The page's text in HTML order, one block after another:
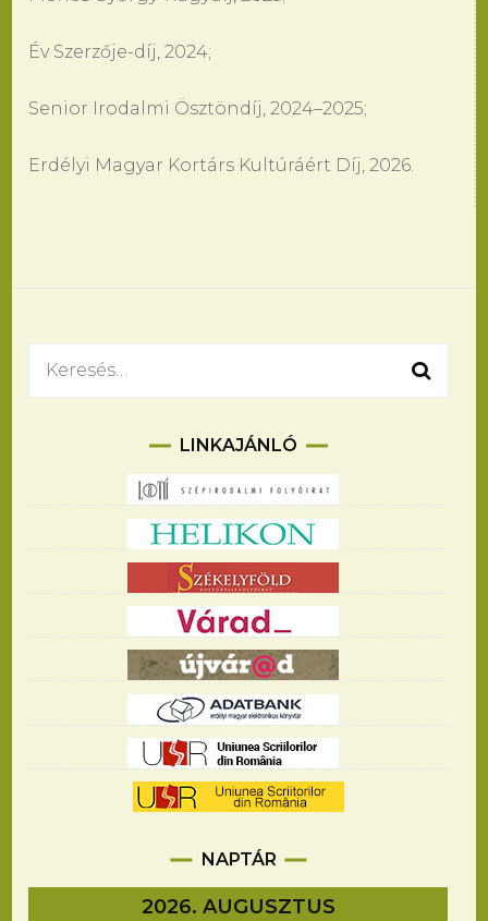
Év Szerzője-díj, 2024;
Senior Irodalmi Ösztöndíj, 2024–2025;
Erdélyi Magyar Kortárs Kultúráért Díj, 2026.
Keresés:
LINKAJÁNLÓ
NAPTÁR
2026. AUGUSZTUS